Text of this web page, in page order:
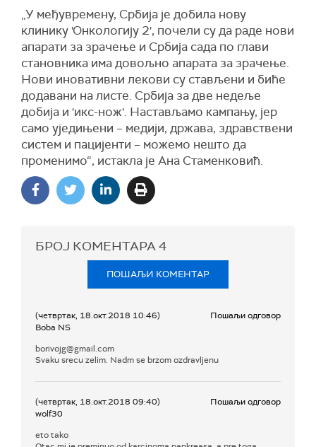
„У међувремену, Србија је добила нову
клинику 'Онкологију 2', почели су да раде нови
апарати за зрачење и Србија сада по глави
становника има довољно апарата за зрачење.
Нови иновативни лекови су стављени и биће
додавани на листе. Србија за две недеље
добија и 'икс-нож'. Настављамо кампању, јер
само уједињени – медији, држава, здравствени
систем и пацијенти – можемо нешто да
променимо“, истакла је Ана Стаменковић.
БРОЈ КОМЕНТАРА4
ПОШАЉИ КОМЕНТАР
(четвртак, 18.окт.2018 10:46)
Boba NS
Пошаљи одговор
borivojg@gmail.com
Svaku srecu zelim. Nadm se brzom ozdravljenu
(четвртак, 18.окт.2018 09:40)
wolf30
Пошаљи одговор
eto tako